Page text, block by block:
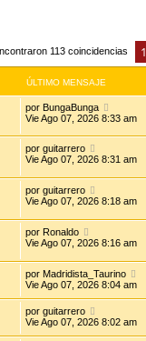
113 coincidencias 1
ÚLTIMO MENSAJE
por BungaBunga
Vie Ago 07, 2026 8:33 am
por guitarrero
Vie Ago 07, 2026 8:31 am
por guitarrero
Vie Ago 07, 2026 8:18 am
por Ronaldo
Vie Ago 07, 2026 8:16 am
por Madridista_Taurino
Vie Ago 07, 2026 8:04 am
por guitarrero
Vie Ago 07, 2026 8:02 am